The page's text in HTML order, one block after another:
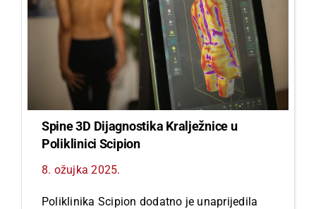
Spine 3D Dijagnostika Kralježnice u
Poliklinici Scipion
8. ožujka 2025.
Poliklinika Scipion dodatno je unaprijedila